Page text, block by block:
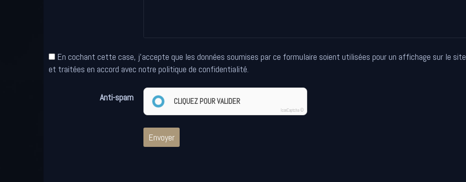
En cochant cette case, j'accepte que les données soumises par ce formulaire soient utilisées pour un affichage sur le site
et traitées en accord avec notre politique de confidentialité.
Anti-spam CLIQUEZ POUR VALIDER
IconCaptcha ©
Envoyer